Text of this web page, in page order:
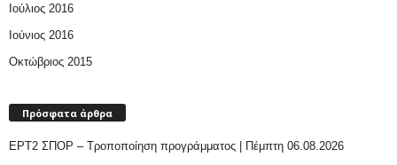
Ιούλιος 2016
Ιούνιος 2016
Οκτώβριος 2015
Πρόσφατα άρθρα
ΕΡΤ2 ΣΠΟΡ – Τροποποίηση προγράμματος | Πέμπτη 06.08.2026